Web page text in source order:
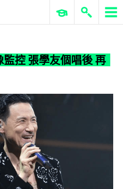
ERP 與商業 AI
控 張學友個唱後 再